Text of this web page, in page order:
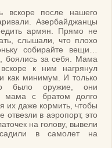
вскоре после нашего
Азербайджанцы
армян. Прямо не
слышали, что плохо
собирайте вещи…
боялись за себя. Мама
к ним нагрянул
как минимум. И только
было оружие, они
мама с братом долго
их даже кормить, чтобы
отвезли в аэропорт, это
на голову, вывели
в самолет на